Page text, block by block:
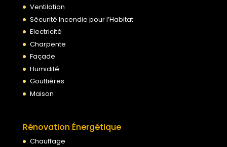
Ventilation
Sécurité Incendie pour l’Habitat
Electricité
Charpente
Façade
Humidité
Gouttières
Maison
Rénovation Énergétique
Chauffage